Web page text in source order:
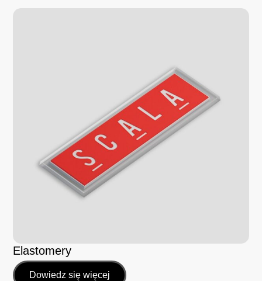
Elastomery
Dowiedz się więcej